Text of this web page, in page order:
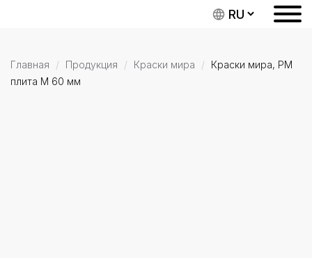
Главная Продукция Краски мира
Краски мира, PM
плита M 60 мм